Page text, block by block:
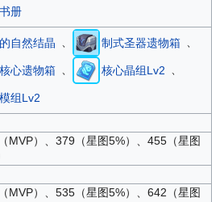
册
自然结晶 制式圣器遗物箱
心遗物箱 核心晶组Lv2
组Lv2
MVP）、379（星图5%）、455（星图
MVP）、535（星图5%）、642（星图